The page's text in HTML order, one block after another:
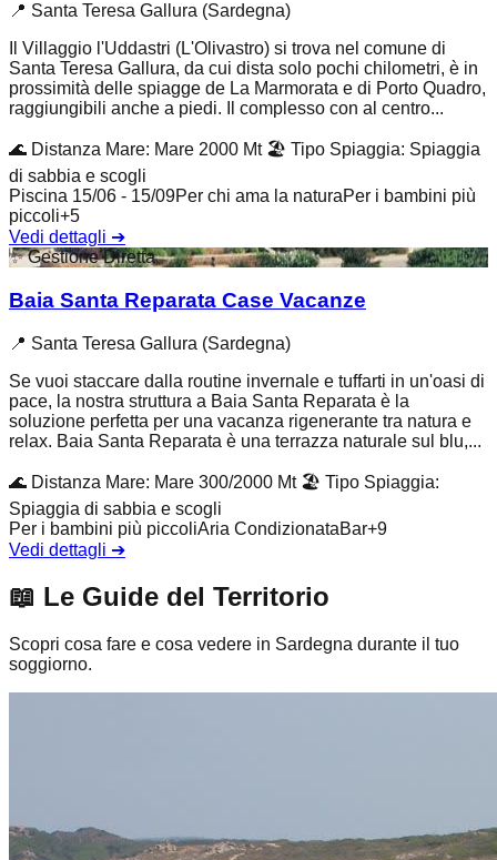
📍 Santa Teresa Gallura (Sardegna)
Il Villaggio l'Uddastri (L'Olivastro) si trova nel comune di
Santa Teresa Gallura, da cui dista solo pochi chilometri, è in
prossimità delle spiagge de La Marmorata e di Porto Quadro,
raggiungibili anche a piedi. Il complesso con al centro...
🌊 Distanza Mare: Mare 2000 Mt 🏖️ Tipo Spiaggia: Spiaggia
di sabbia e scogli
Piscina 15/06 - 15/09Per chi ama la naturaPer i bambini più
piccoli+5
Vedi dettagli ➔
✨Gestione Diretta
Baia Santa Reparata Case Vacanze
📍 Santa Teresa Gallura (Sardegna)
Se vuoi staccare dalla routine invernale e tuffarti in un'oasi di
pace, la nostra struttura a Baia Santa Reparata è la
soluzione perfetta per una vacanza rigenerante tra natura e
relax. Baia Santa Reparata è una terrazza naturale sul blu,...
🌊 Distanza Mare: Mare 300/2000 Mt 🏖️ Tipo Spiaggia:
Spiaggia di sabbia e scogli
Per i bambini più piccoliAria CondizionataBar+9
Vedi dettagli ➔
📖 Le Guide del Territorio
Scopri cosa fare e cosa vedere in Sardegna durante il tuo
soggiorno.